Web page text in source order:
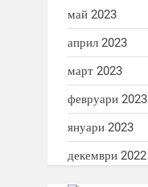
май 2023
април 2023
март 2023
февруари 2023
януари 2023
декември 2022